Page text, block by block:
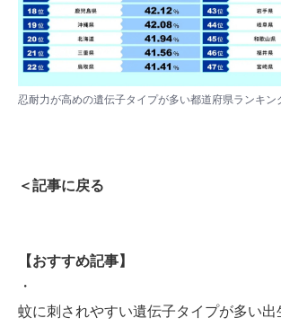
忍耐力が高めの遺伝子タイプが多い都道府県ランキン
＜記事に戻る
【おすすめ記事】
・
蚊に刺されやすい遺伝子タイプが多い出